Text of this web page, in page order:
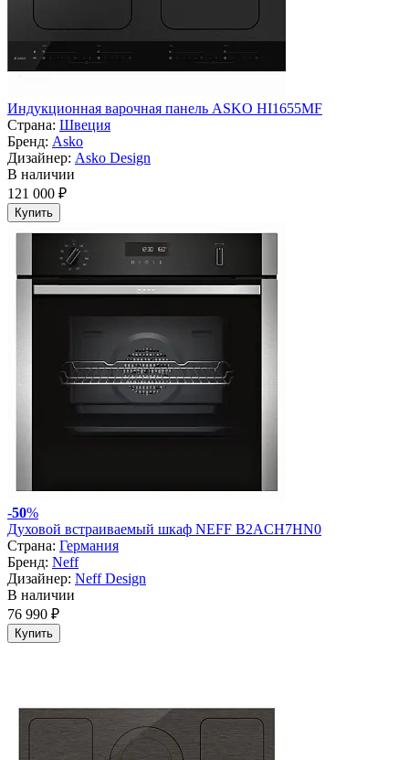
Индукционная варочная панель ASKO HI1655MF
Страна: Швеция
Бренд: Asko
Дизайнер: Asko Design
В наличии
121 000 ₽
Купить
-50%
Духовой встраиваемый шкаф NEFF B2ACH7HN0
Страна: Германия
Бренд: Neff
Дизайнер: Neff Design
В наличии
76 990 ₽
Купить